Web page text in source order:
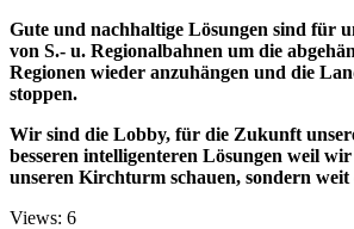
Gute und nachhaltige Lösungen sind für
von S.- u. Regionalbahnen um die
Regionen wieder anzuhängen und die
stoppen.
Wir sind die Lobby, für die Zukunft
besseren intelligenteren Lösungen weil
unseren Kirchturm schauen, sondern
Views: 6